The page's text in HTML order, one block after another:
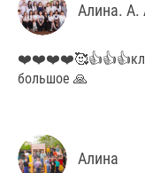
Алина. А.
большое 🙏
Алина